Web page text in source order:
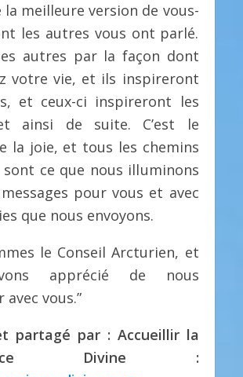
meilleure version de vous-
les autres vous ont parlé.
autres par la façon dont
votre vie, et ils inspireront
et ceux-ci inspireront les
ainsi de suite. C’est le
la joie, et tous les chemins
ce que nous illuminons
pour vous et avec
que nous envoyons.
le Conseil Arcturien, et
apprécié de nous
vous.”
partagé par : Accueillir la
Divine :